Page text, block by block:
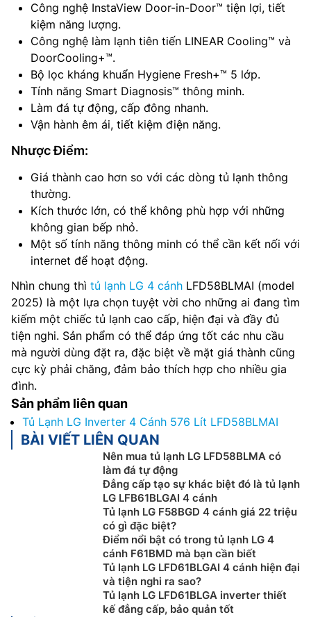
Công nghệ InstaView Door-in-Door™ tiện lợi, tiết
kiệm năng lượng.
Công nghệ làm lạnh tiên tiến LINEAR Cooling™ và
DoorCooling+™.
Bộ lọc kháng khuẩn Hygiene Fresh+™ 5 lớp.
Tính năng Smart Diagnosis™ thông minh.
Làm đá tự động, cấp đông nhanh.
Vận hành êm ái, tiết kiệm điện năng.
Nhược Điểm:
Giá thành cao hơn so với các dòng tủ lạnh thông
thường.
Kích thước lớn, có thể không phù hợp với những
không gian bếp nhỏ.
Một số tính năng thông minh có thể cần kết nối với
internet để hoạt động.
Nhìn chung thì tủ lạnh LG 4 cánh LFD58BLMAI (model
2025) là một lựa chọn tuyệt vời cho những ai đang tìm
kiếm một chiếc tủ lạnh cao cấp, hiện đại và đầy đủ
tiện nghi. Sản phẩm có thể đáp ứng tốt các nhu cầu
mà người dùng đặt ra, đặc biệt về mặt giá thành cũng
cực kỳ phải chăng, đảm bảo thích hợp cho nhiều gia
đình.
Sản phẩm liên quan
Tủ Lạnh LG Inverter 4 Cánh 576 Lít LFD58BLMAI
BÀI VIẾT LIÊN QUAN
Nên mua tủ lạnh LG LFD58BLMA có
làm đá tự động
Đẳng cấp tạo sự khác biệt đó là tủ lạnh
LG LFB61BLGAI 4 cánh
Tủ lạnh LG F58BGD 4 cánh giá 22 triệu
có gì đặc biệt?
Điểm nổi bật có trong tủ lạnh LG 4
cánh F61BMD mà bạn cần biết
Tủ lạnh LG LFD61BLGAI 4 cánh hiện đại
và tiện nghi ra sao?
Tủ lạnh LG LFD61BLGA inverter thiết
kế đẳng cấp, bảo quản tốt